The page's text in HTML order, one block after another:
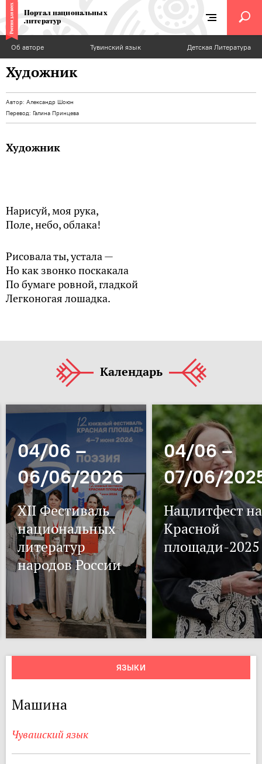
Портал национальных
литератур
Об авторе Тувинский язык Детская Литература
Художник
Автор: Александр Шоюн
Перевод: Галина Принцева
Художник
Нарисуй, моя рука,
Поле, небо, облака!
Рисовала ты, устала —
Но как звонко поскакала
По бумаге ровной, гладкой
Легконогая лошадка.
Календарь
04/06 –
06/06/2026
XII Фестиваль
национальных
литератур
народов России
04/06 –
07/06/
Нацлитфест на
Красной
площади-2025
ЯЗЫКИ
Машина
Чувашский язык